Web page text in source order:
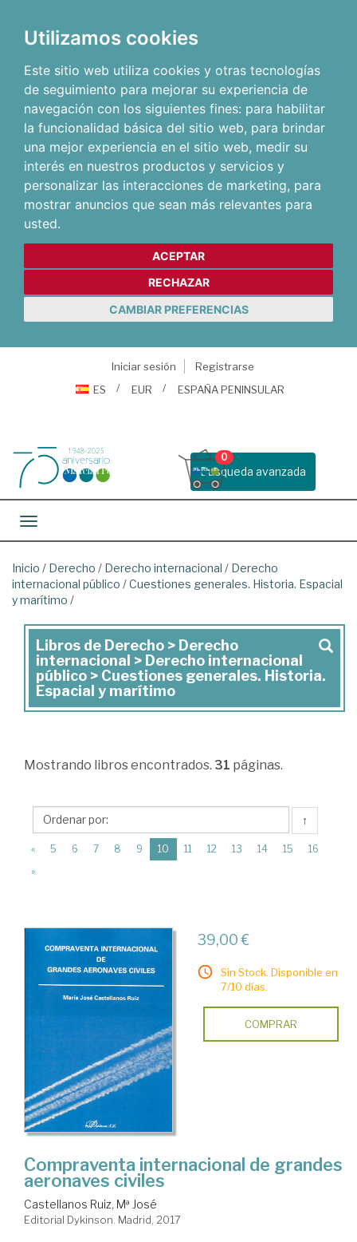
Utilizamos cookies
Este sitio web utiliza cookies y otras tecnologías
de seguimiento para mejorar su experiencia de
navegación con los siguientes fines: para habilitar
la funcionalidad básica del sitio web, para brindar
una mejor experiencia en el sitio web, medir su
interés en nuestros productos y servicios y
personalizar las interacciones de marketing, para
mostrar anuncios que sean más relevantes para
usted.
ACEPTAR
RECHAZAR
CAMBIAR PREFERENCIAS
Iniciar sesión
Registrarse
ES
EUR ESPAÑA PENINSULAR
Busqueda avanzada
0
Toggle navigation
Inicio / Derecho / Derecho internacional / Derecho
internacional público /Cuestiones generales. Historia. Espacial
y marítimo /
Libros
de
Derecho
internacional
>
Derecho
internacional
público
Cuestiones
generales.
Historia.
Espacial
marítimo
Libros de Derecho > Derecho
internacional > Derecho internacional
público > Cuestiones generales. Historia.
Espacial y marítimo
Mostrando libros encontrados. 31 páginas.
↑
« 5 6 7 8 9 10 (current)
11 12 13 14 15
16
»
39,00 €
Sin Stock. Disponible en
7/10 días.
COMPRAR
Compraventa internacional de grandes
aeronaves civiles
Castellanos Ruiz, Mª José
Editorial Dykinson. Madrid, 2017